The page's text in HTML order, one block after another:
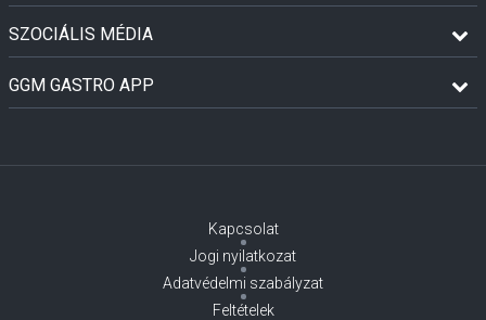
SZOCIÁLIS MÉDIA
GGM GASTRO APP
Kapcsolat
Jogi nyilatkozat
Adatvédelmi szabályzat
Feltételek